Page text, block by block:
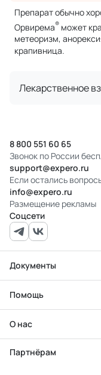
Препарат обычно
Орвирема® может
метеоризм,
крапивница.
Лекарственное
8 800 551 60 65
Звонок по России
support@expero.ru
Если остались
info@expero.ru
Размещение рекламы
Соцсети
Документы
Помощь
О нас
Партнёрам